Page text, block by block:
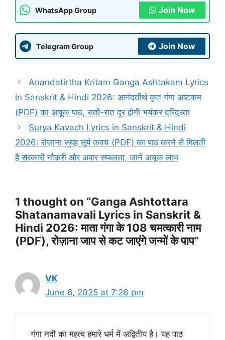
WhatsApp Group Join Now
Telegram Group Join Now
Anandatirtha Kritam Ganga Ashtakam Lyrics
in Sanskrit & Hindi 2026: आनंदतीर्थ कृत गंगा अष्टकम
(PDF) का अचूक पाठ, रातों-रात दूर होगी भयंकर दरिद्रता
Surya Kavach Lyrics in Sanskrit & Hindi
2026: रोज़ाना सुबह सूर्य कवच (PDF) का पाठ करने से मिलती
है सरकारी नौकरी और अपार सफलता, जानें अचूक लाभ
1 thought on “Ganga Ashtottara
Shatanamavali Lyrics in Sanskrit &
Hindi 2026: माता गंगा के 108 चमत्कारी नाम
(PDF), रोज़ाना जाप से कट जाएंगे जन्मों के पाप”
VK
June 6, 2025 at 7:26 pm
गंगा नदी का महत्व हमारे धर्म में अद्वितीय है। यह पाठ